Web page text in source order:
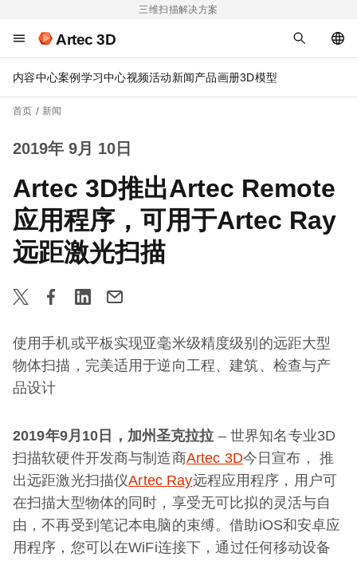
三维扫描解决方案
Artec 3D
内容中心案例 学习中心视频活动新闻产品画册3D模型
首页 新闻
2019年 9月 10日
Artec 3D推出Artec Remote
应用程序，可用于Artec Ray
远距激光扫描
使用手机或平板实现亚毫米级精度级别的远距大型
物体扫描，完美适用于逆向工程、建筑、检查与产
品设计
2019年9月 10 日，加州圣克拉拉 – 世界知名专业3D
扫描软硬件开发商与制造商Artec 3D今日宣布， 推
出远距激光扫描仪Artec Ray远程应用程序，用户可
在扫描大型物体的同时，享受无可比拟的灵活与自
由，不再受到笔记本电脑的束缚。借助iOS和安卓应
用程序，您可以在WiFi连接下，通过任何移动设备